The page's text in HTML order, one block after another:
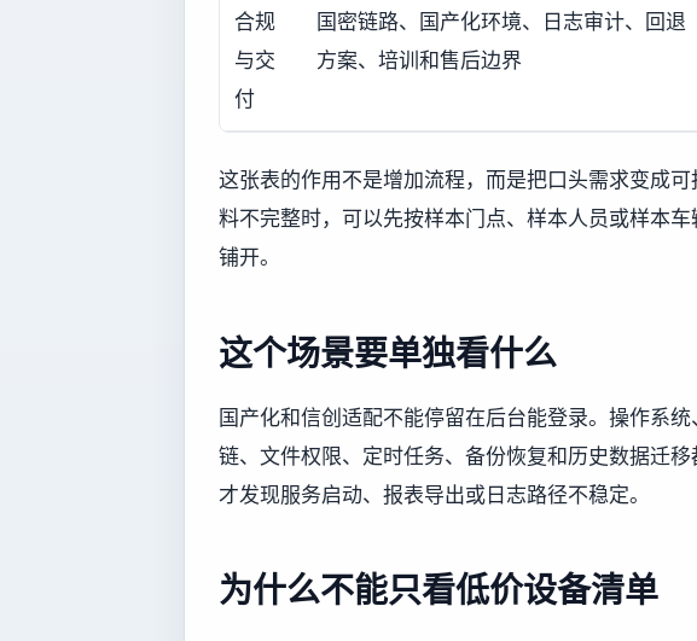
合规
与交
付
国密链路、国产化环境、日志审计、回退
方案、培训和售后边界
这张表的作用不是增加流程，而是把口头需求变成
料不完整时，可以先按样本门点、样本人员或样本
铺开。
这个场景要单独看什么
国产化和信创适配不能停留在后台能登录。操作系
链、文件权限、定时任务、备份恢复和历史数据迁
才发现服务启动、报表导出或日志路径不稳定。
为什么不能只看低价设备清单